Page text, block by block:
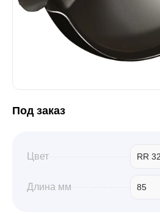
Кровля
Водосточная система
Профили для
Под заказ
Цвет RR 32
Длина мм 85